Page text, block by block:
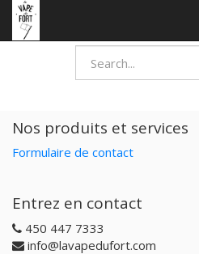
Nos produits et services
Formulaire de contact
Entrez en contact
450 447 7333
info@lavapedufort.com